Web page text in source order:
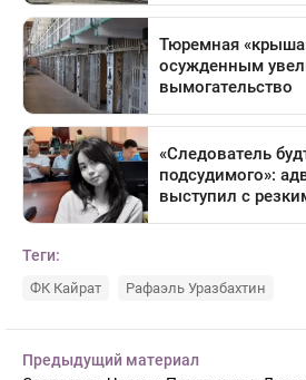
Теги:
ФК Кайрат Рафаэль Уразбахтин
Предыдущий материал